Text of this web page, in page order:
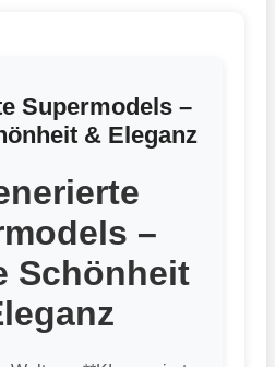
Supermodels –
& Eleganz
–
Schönheit